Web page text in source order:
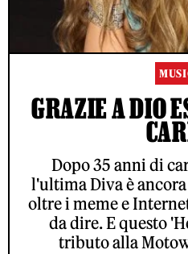
GRAZIE A DIO
Dopo 35 anni di
l'ultima Diva è
oltre i meme e
da dire. E questo
tributo alla